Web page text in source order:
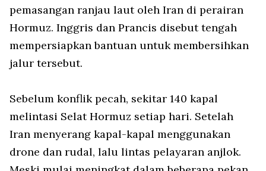
pemasangan ranjau laut oleh Iran di perairan
Hormuz. Inggris dan Prancis disebut tengah
mempersiapkan bantuan untuk membersihkan
jalur tersebut.
Sebelum konflik pecah, sekitar 140 kapal
melintasi Selat Hormuz setiap hari. Setelah
Iran menyerang kapal-kapal menggunakan
drone dan rudal, lalu lintas pelayaran anjlok.